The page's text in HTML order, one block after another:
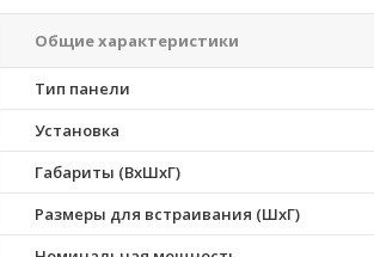
Общие характеристики
Тип панели
Установка
Габариты (ВхШхГ)
Размеры для встраивания (ШхГ)